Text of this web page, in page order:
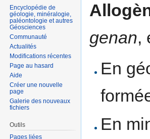
genan,
En
En
Encyclopédie de
géologie, minéralogie,
paléontologie et autres
Géosciences
Communauté
Actualités
Modifications récentes
Page au hasard
Aide
Créer une nouvelle
page
Galerie des nouveaux
fichiers
Outils
Pages liées